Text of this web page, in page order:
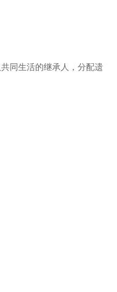
同生活的继承人，分配遗